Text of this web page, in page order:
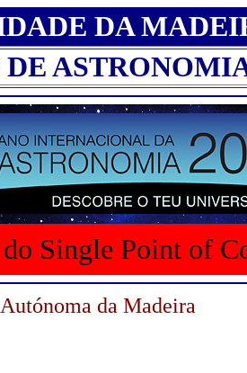
DA
DE
Single Point of
da Madeira